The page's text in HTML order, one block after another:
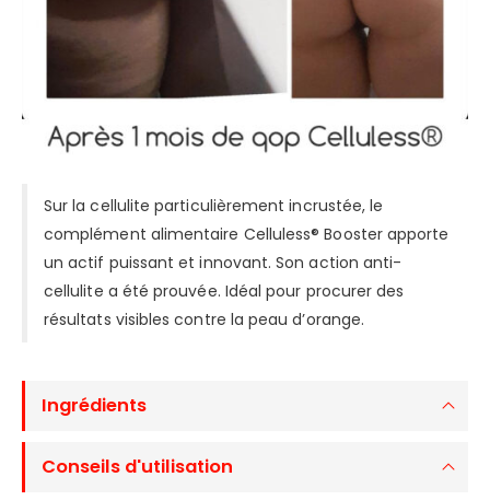
Sur la cellulite particulièrement incrustée, le
complément alimentaire Celluless® Booster apporte
un actif puissant et innovant. Son action anti-
cellulite a été prouvée. Idéal pour procurer des
résultats visibles contre la peau d’orange.
Ingrédients
Conseils d'utilisation